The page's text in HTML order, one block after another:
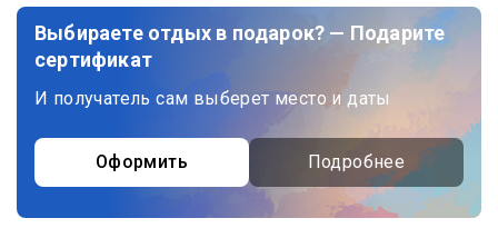
Выбираете отдых в подарок? — Подарите
сертификат
И получатель сам выберет место и даты
Оформить Подробнее